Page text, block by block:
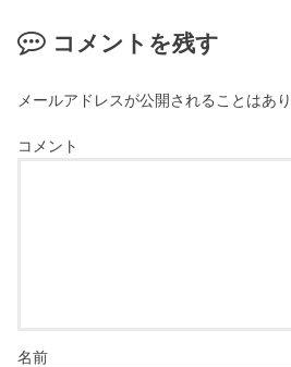
コメントを残す
メールアドレスが公開されることはあり
コメント
名前